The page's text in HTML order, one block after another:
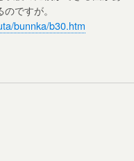
ですが。
bunnka/b30.htm